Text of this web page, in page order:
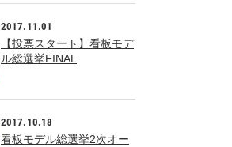
2017.11.01
【投票スタート】看板モデ
ル総選挙FINAL
2017.10.18
看板モデル総選挙2次オー